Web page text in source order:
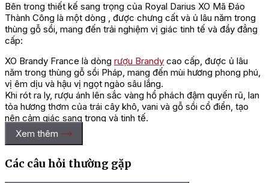
Bên trong thiết kế sang trọng của Royal Darius XO Mã Đáo
Thành Công là một dòng , được chưng cất và ủ lâu năm trong
thùng gỗ sồi, mang đến trải nghiệm vị giác tinh tế và đầy đẳng
cấp:
XO Brandy France là dòng rượu Brandy cao cấp, được ủ lâu
năm trong thùng gỗ sồi Pháp, mang đến mùi hương phong phú,
vị êm dịu và hậu vị ngọt ngào sâu lắng.
Khi rót ra ly, rượu ánh lên sắc vàng hổ phách đậm quyến rũ, lan
tỏa hương thơm của trái cây khô, vani và gỗ sồi cổ điển, tạo
nên cảm giác sang trọng và tinh tế.
Mỗi ngụm rượu mang lại trải nghiệm hài hòa giữa vị cay nhẹ của
phẩm được xem là “linh hồn” của những buổi tiệc sang trọng
hoặc món quà biểu trưng cho sự thành đạt.
Xem thêm
Các câu hỏi thường gặp